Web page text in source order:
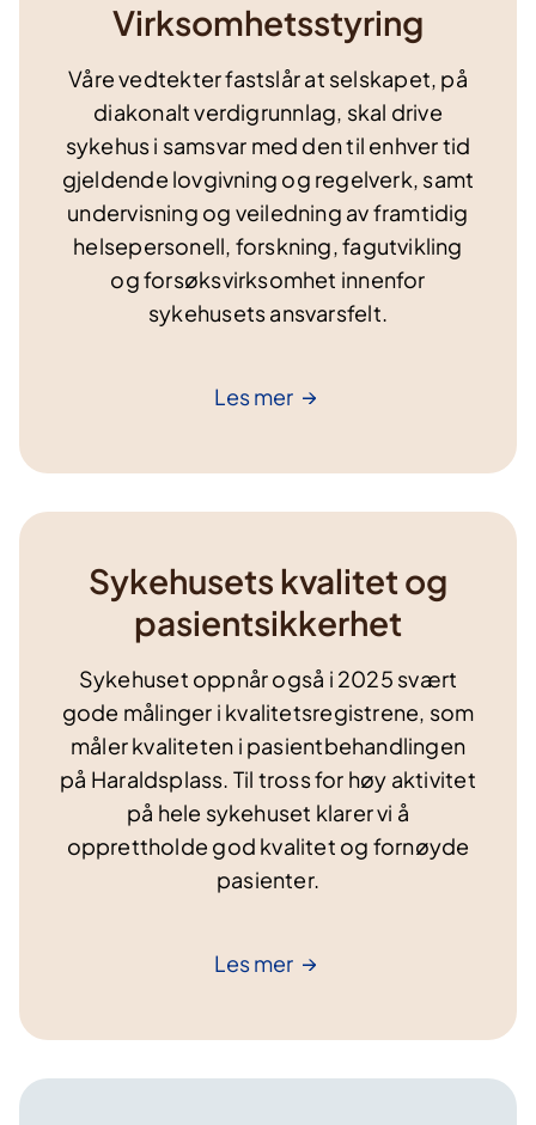
Virksomhetsstyring
Våre vedtekter fastslår at selskapet, på
diakonalt verdigrunnlag, skal drive
sykehus i samsvar med den til enhver tid
gjeldende lovgivning og regelverk, samt
undervisning og veiledning av framtidig
helsepersonell, forskning, fagutvikling
og forsøksvirksomhet innenfor
sykehusets ansvarsfelt.
Lesmer
Sykehusets kvalitet og
pasientsikkerhet
Sykehuset oppnår også i 2025 svært
gode målinger i kvalitetsregistrene, som
måler kvaliteten i pasientbehandlingen
på Haraldsplass. Til tross for høy aktivitet
på hele sykehuset klarer vi å
opprettholde god kvalitet og fornøyde
pasienter.
Lesmer